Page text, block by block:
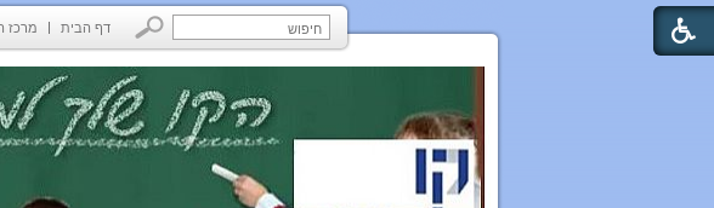
דף הבית מרכז